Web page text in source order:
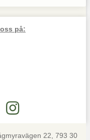
på:
22, 793 30